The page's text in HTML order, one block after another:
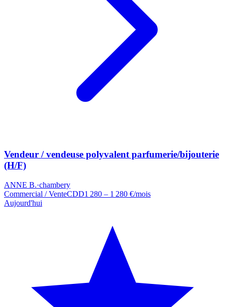
Vendeur / vendeuse polyvalent parfumerie/bijouterie
(H/F)
ANNE B.·chambery
Commercial / VenteCDD1 280 – 1 280 €/mois
Aujourd'hui